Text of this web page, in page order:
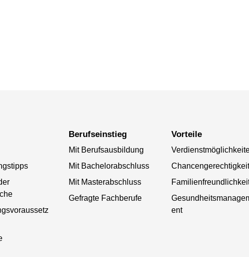
Berufseinstieg
Mit Berufsausbildung
Mit Bachelorabschluss
Mit Masterabschluss
Gefragte Fachberufe
Vorteile
ent